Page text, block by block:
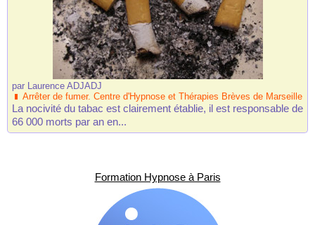
par Laurence ADJADJ
Arrêter de fumer. Centre d'Hypnose et Thérapies Brèves de Marseille
La nocivité du tabac est clairement établie, il est responsable de
66 000 morts par an en...
Formation Hypnose à Paris